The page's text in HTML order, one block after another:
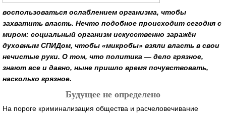
воспользоваться ослаблением организма, чтобы
захватить власть. Нечто подобное происходит сегодня с
миром: социальный организм искусственно заражён
духовным СПИДом, чтобы «микробы» взяли власть в свои
нечистые руки. О том, что политика — дело грязное,
знают все и давно, ныне пришло время почувствовать,
насколько грязное.
Будущее не определено
На пороге криминализация общества и расчеловечивание